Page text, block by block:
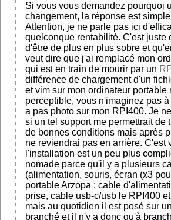
Si vous vous demandez pourquoi
changement, la réponse est
Attention, je ne parle pas ici
quelconque rentabilité. C'est juste
d'être de plus en plus sobre et
veut dire que j'ai remplacé mon
qui est en train de mourir par un
différence de chargement d'un
et vim sur mon ordinateur portable
perceptible, vous n'imaginez pas
a pas photo sur mon RPI400. Je
si un tel support me permettrait de
de bonnes conditions mais après
ne reviendrai pas en arrière. C'est
l'installation est un peu plus
nomade parce qu'il y a plusieurs
(alimentation, souris, écran (x3
portable Arzopa : cable
prise, cable usb-c/usb le RPI400
mais au quotidien il est posé sur
branché et il n'y a donc qu'à